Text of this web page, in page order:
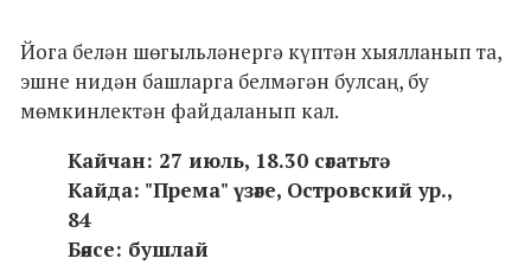
Йога белән шөгыльләнергә күптән хыялланып та,
эшне нидән башларга белмәгән булсаң, бу
мөмкинлектән файдаланып кал.
Кайчан: 27 июль, 18.30 сәгатьтә
Кайда: "Према" үзәге, Островский ур.,
84
Бәясе: бушлай